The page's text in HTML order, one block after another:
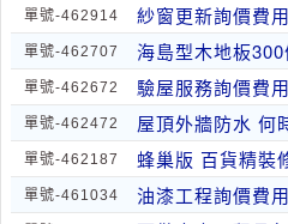
單號-462914 紗窗更新詢價費用
單號-462707 海島型木地板
單號-462672 驗屋服務詢價費用
單號-462472 屋頂外牆防水 何
單號-462187 蜂巢版 百貨精裝
單號-461034 油漆工程詢價費用